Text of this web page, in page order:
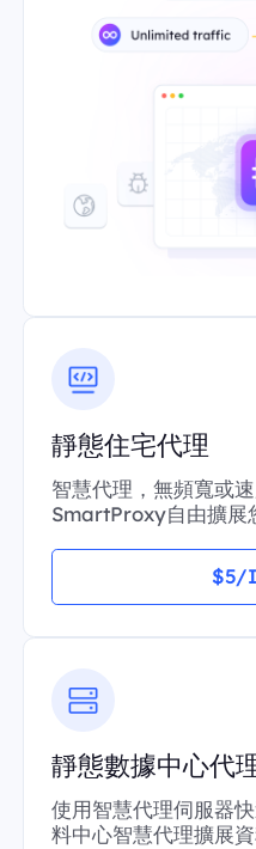
靜態住宅代理
智慧代理，無頻寬或
SmartProxy自由擴展
$5/
靜態數據中心代
使用智慧代理伺服器
料中心智慧代理擴展